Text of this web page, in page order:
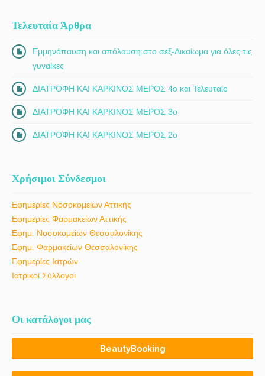
Τελευταία Άρθρα
Εμμηνόπαυση και απόλαυση στο σεξ-Δικαίωμα για όλες τις
γυναίκες
ΔΙΑΤΡΟΦΗ ΚΑΙ ΚΑΡΚΙΝΟΣ ΜΕΡΟΣ 4ο και Τελευταίο
ΔΙΑΤΡΟΦΗ ΚΑΙ ΚΑΡΚΙΝΟΣ ΜΕΡΟΣ 3ο
ΔΙΑΤΡΟΦΗ ΚΑΙ ΚΑΡΚΙΝΟΣ ΜΕΡΟΣ 2ο
Χρήσιμοι Σύνδεσμοι
Εφημερίες Νοσοκομείων Αττικής
Εφημερίες Φαρμακείων Αττικής
Εφημ. Νοσοκομείων Θεσσαλονίκης
Εφημ. Φαρμακείων Θεσσαλονίκης
Εφημερίες Ιατρών
Ιατρικοί Σύλλογοι
Οι κατάλογοι μας
BeautyBooking